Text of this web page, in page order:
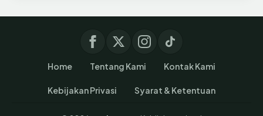
Home Tentang Kami Kontak Kami
Kebijakan Privasi Syarat & Ketentuan